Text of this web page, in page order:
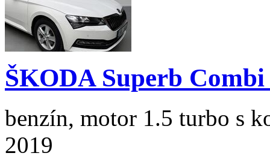
ŠKODA Superb
benzín, motor 1.5 turbo s
2019